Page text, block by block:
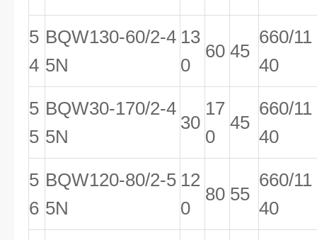
5
4
BQW130-60/2-4
5N
13
0
60 45
660/11
40
5
5
BQW30-170/2-4
5N
30
17
0
45
660/11
40
5
6
BQW120-80/2-5
5N
12
0
80 55
660/11
40